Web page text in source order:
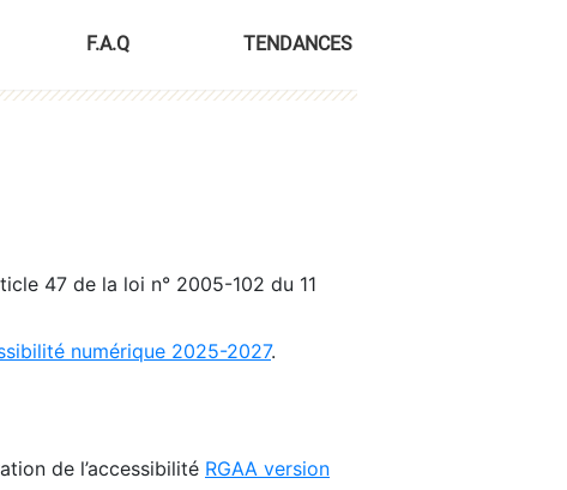
F.A.Q TENDANCES
47 de la loi n° 2005-102 du 11
numérique 2025-2027.
de l’accessibilité RGAA version